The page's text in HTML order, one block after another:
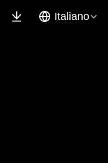
Italiano